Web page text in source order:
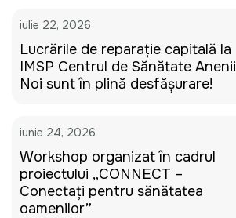
iulie 22, 2026
Lucrările de reparație capitală la
IMSP Centrul de Sănătate Anenii
Noi sunt în plină desfășurare!
iunie 24, 2026
Workshop organizat în cadrul
proiectului „CONNECT –
Conectați pentru sănătatea
oamenilor”